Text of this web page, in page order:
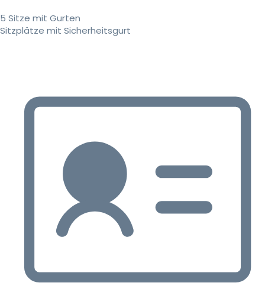
5 Sitze mit Gurten
Sitzplätze mit Sicherheitsgurt